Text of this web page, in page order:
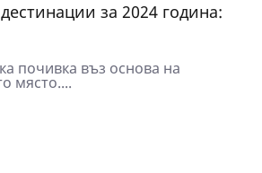
за 2024 година:
почивка въз основа на
място....